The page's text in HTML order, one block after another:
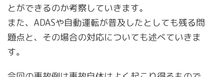
とができるのか考察していきます。
また、ADASや自動運転が普及したとしても残る問
題点と、その場合の対応についても述べていきま
す。